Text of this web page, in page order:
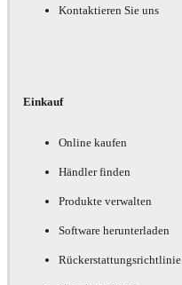
Kontaktieren Sie uns
Einkauf
Online kaufen
Händler finden
Produkte verwalten
Software herunterladen
Rückerstattungsrichtlinie